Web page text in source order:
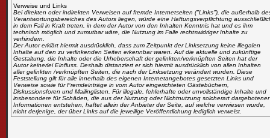
Verweise und Links
Bei direkten oder indirekten Verweisen auf fremde Internetseiten ("Links"), die außerhalb
Verantwortungsbereiches des Autors liegen, würde eine Haftungsverpflichtung
in dem Fall in Kraft treten, in dem der Autor von den Inhalten Kenntnis hat und es ihm
technisch möglich und zumutbar wäre, die Nutzung im Falle rechtswidriger Inhalte zu
verhindern.
Der Autor erklärt hiermit ausdrücklich, dass zum Zeitpunkt der Linksetzung keine illegalen
Inhalte auf den zu verlinkenden Seiten erkennbar waren. Auf die aktuelle und zukünftige
Gestaltung, die Inhalte oder die Urheberschaft der gelinkten/verknüpften Seiten hat der
Autor keinerlei Einfluss. Deshalb distanziert er sich hiermit ausdrücklich von allen Inhalten
aller gelinkten /verknüpften Seiten, die nach der Linksetzung verändert wurden. Diese
Feststellung gilt für alle innerhalb des eigenen Internetangebotes gesetzten Links und
Verweise sowie für Fremdeinträge in vom Autor eingerichteten Gästebüchern,
Diskussionsforen und Mailinglisten. Für illegale, fehlerhafte oder unvollständige Inhalte und
insbesondere für Schäden, die aus der Nutzung oder Nichtnutzung solcherart dargebotener
Informationen entstehen, haftet allein der Anbieter der Seite, auf welche verwiesen wurde,
nicht derjenige, der über Links auf die jeweilige Veröffentlichung lediglich verweist.